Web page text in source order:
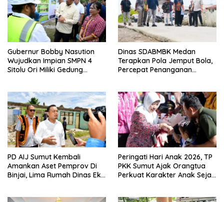
Gubernur Bobby Nasution
Wujudkan Impian SMPN 4
Sitolu Ori Miliki Gedung
Dinas SDABMBK Medan
Terapkan Pola Jemput Bola,
Percepat Penanganan
PD AIJ Sumut Kembali
Amankan Aset Pemprov Di
Binjai, Lima Rumah Dinas Eks
Peringati Hari Anak 2026, TP
PKK Sumut Ajak Orangtua
Perkuat Karakter Anak Sejak